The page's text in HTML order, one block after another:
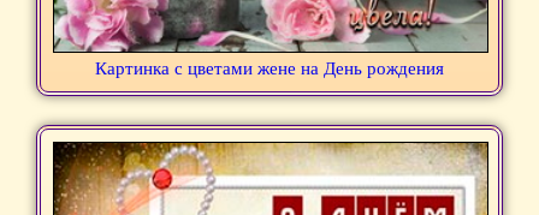
Картинка с цветами жене на День рождения